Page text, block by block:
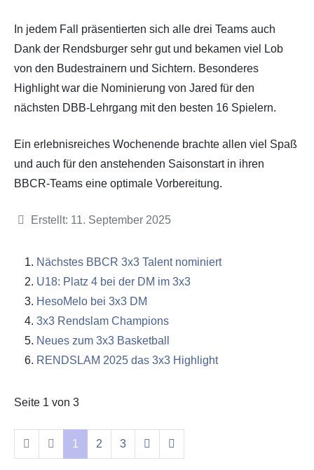
In jedem Fall präsentierten sich alle drei Teams auch
Dank der Rendsburger sehr gut und bekamen viel Lob
von den Budestrainern und Sichtern. Besonderes
Highlight war die Nominierung von Jared für den
nächsten DBB-Lehrgang mit den besten 16 Spielern.
Ein erlebnisreiches Wochenende brachte allen viel Spaß
und auch für den anstehenden Saisonstart in ihren
BBCR-Teams eine optimale Vorbereitung.
Details
Erstellt: 11. September 2025
Nächstes BBCR 3x3 Talent nominiert
U18: Platz 4 bei der DM im 3x3
HesoMelo bei 3x3 DM
3x3 Rendslam Champions
Neues zum 3x3 Basketball
RENDSLAM 2025 das 3x3 Highlight
Seite 1 von 3
1 2 3